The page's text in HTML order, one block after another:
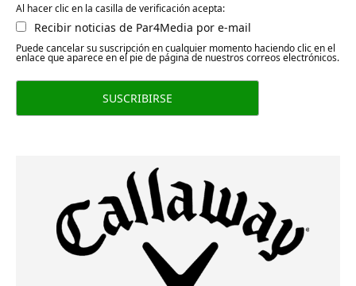
Al hacer clic en la casilla de verificación acepta:
Recibir noticias de Par4Media por e-mail
Puede cancelar su suscripción en cualquier momento haciendo clic en el
enlace que aparece en el pie de página de nuestros correos electrónicos.